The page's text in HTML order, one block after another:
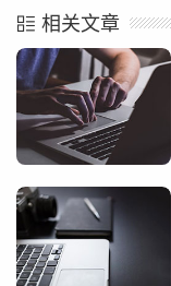
相关文章